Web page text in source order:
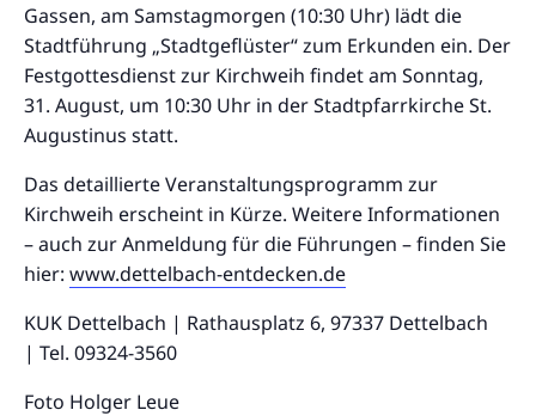
Gassen, am Samstagmorgen (10:30 Uhr) lädt die
Stadtführung „Stadtgeflüster“ zum Erkunden ein. Der
Festgottesdienst zur Kirchweih findet am Sonntag,
31. August, um 10:30 Uhr in der Stadtpfarrkirche St.
Augustinus statt.
Das detaillierte Veranstaltungsprogramm zur
Kirchweih erscheint in Kürze. Weitere Informationen
– auch zur Anmeldung für die Führungen – finden Sie
hier: www.dettelbach-entdecken.de
KUK Dettelbach | Rathausplatz 6, 97337 Dettelbach
| Tel. 09324-3560
Foto Holger Leue